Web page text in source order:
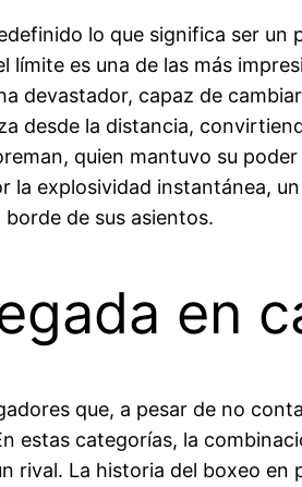
lo que significa ser
es una de las más
devastador, capaz de
desde la distancia,
quien mantuvo su
la explosividad instantánea,
de sus asientos.
en
que, a pesar de no
estas categorías, la
rival. La historia del boxeo